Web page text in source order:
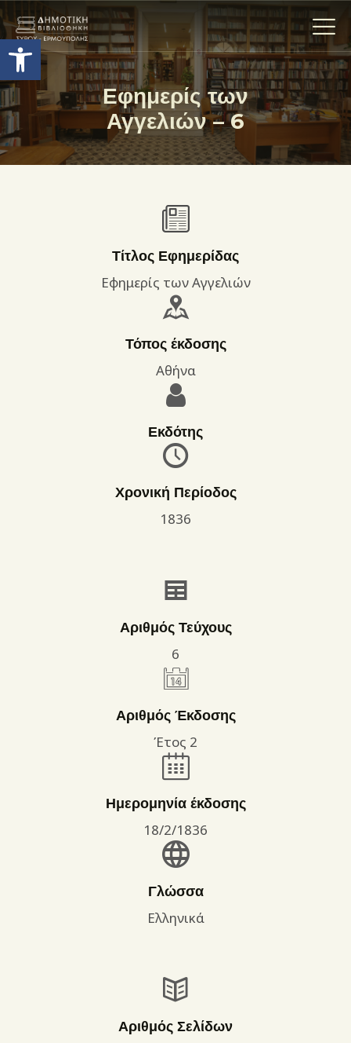
Ανοίξτε τη γραμμή εργαλείων
Εφημερίς των
Αγγελιών – 6
Η ΒΙΒΛΙΟΘΗΚΗ
ΟΙ ΣΥΛΛΟΓΈΣ
ΕΚΘΕΣΕΙΣ
ΨΗΦΙΑΚΌ ΑΡΧΕΊΟ
ΔΡΑΣΤΗΡΙΟΤΗΤΕΣ
ΕΠΙΚΟΙΝΩΝΊΑ
ΌΡΟΙ ΧΡΉΣΗΣ
Τίτλος Εφημερίδας
Εφημερίς των Αγγελιών
Τόπος έκδοσης
Αθήνα
Εκδότης
Χρονική Περίοδος
1836
Αριθμός Τεύχους
6
Αριθμός Έκδοσης
Έτος 2
Ημερομηνία έκδοσης
18/2/1836
Γλώσσα
Ελληνικά
Αριθμός Σελίδων